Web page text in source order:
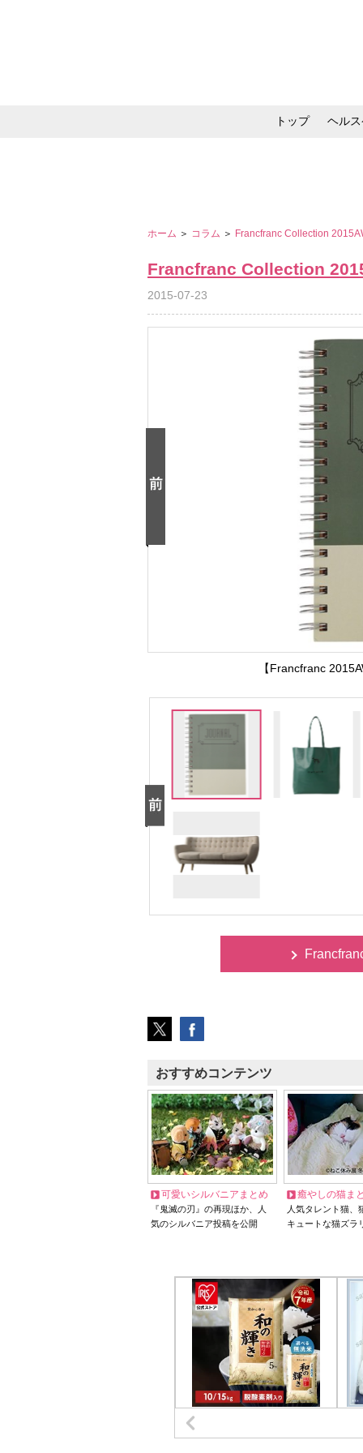
トップ ヘル
ホーム ＞ コラム ＞ Francfranc Collection
Francfranc Collection
2015-07-23
【Francfranc
おすすめコンテンツ
可愛いシルバニアまとめ
『鬼滅の刃』の再現ほか、人
気のシルバニア投稿を公開
癒やしの猫ま
人気タレント猫
キュートな猫ズラ